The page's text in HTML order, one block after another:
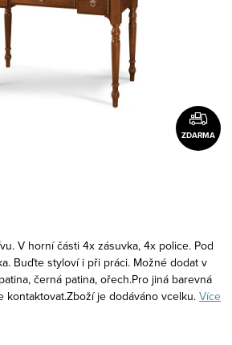
ZDARMA
V horní části 4x zásuvka, 4x police. Pod
Buďte styloví i při práci. Možné dodat v
černá patina, ořech.Pro jiná barevná
kontaktovat.Zboží je dodáváno vcelku. Více